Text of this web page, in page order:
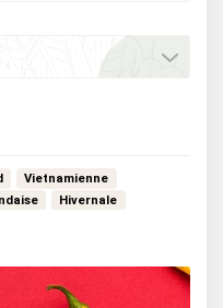
Vietnamienne
Hivernale